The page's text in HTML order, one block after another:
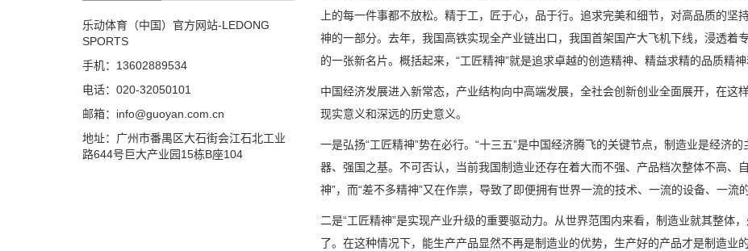
上的每一件事都不放松。精于工，匠于心，品于行。追求完美和细节，对高品质的坚
神的一部分。去年，我国高铁实现全产业链出口，我国首架国产大飞机下线，浸透着
的一张新名片。概括起来，“工匠精神”就是追求卓越的创造精神、精益求精的品质精神
中国经济发展进入新常态，产业结构向中高端发展，全社会创新创业全面展开，在这
现实意义和深远的历史意义。
一是弘扬“工匠精神”势在必行。“十三五”是中国经济腾飞的关键节点，制造业是经济
器、强国之基。不可否认，当前我国制造业还存在着大而不强、产品档次整体不高、
神”，而“差不多精神”又在作祟，导致了即便拥有世界一流的技术、一流的设备、一流
二是“工匠精神”是实现产业升级的重要驱动力。从世界范围内来看，制造业就其整体
了。在这种情况下，能生产产品显然不再是制造业的优势，生产好的产品才是制造业
乐动体育（中国）官方网站-LEDONG
SPORTS
手机：13602889534
电话：020-32050101
邮箱：info@guoyan.com.cn
地址：广州市番禺区大石街会江石北工业
路644号巨大产业园15栋B座104